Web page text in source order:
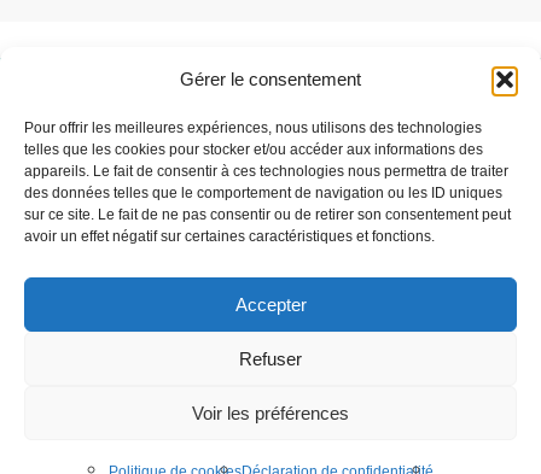
Gérer le consentement
Pour offrir les meilleures expériences, nous utilisons des technologies
telles que les cookies pour stocker et/ou accéder aux informations des
appareils. Le fait de consentir à ces technologies nous permettra de traiter
des données telles que le comportement de navigation ou les ID uniques
sur ce site. Le fait de ne pas consentir ou de retirer son consentement peut
avoir un effet négatif sur certaines caractéristiques et fonctions.
Accepter
Refuser
Voir les préférences
Parlez-nous de votre projet
C'est parti
Speqtris Control est une marque de la société Stop LED
Mentions légales
Création de site internet :
Audouin Réalisations